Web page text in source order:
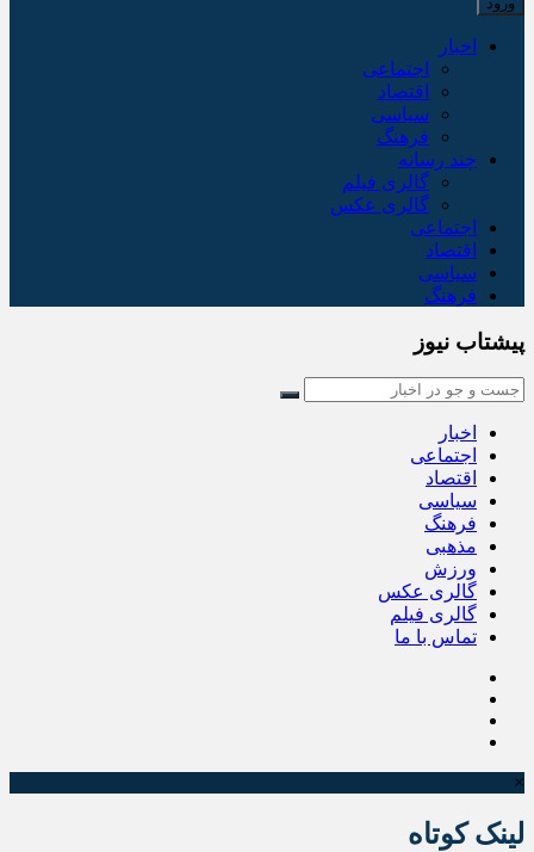
اخبار
اجتماعی
اقتصاد
سیاسی
فرهنگ
چند رسانه
گالری فیلم
گالری عکس
اجتماعی
اقتصاد
سیاسی
فرهنگ
پیشتاب نیوز
اخبار
اجتماعی
اقتصاد
سیاسی
فرهنگ
مذهبی
ورزش
گالری عکس
گالری فیلم
تماس با ما
×
لینک کوتاه